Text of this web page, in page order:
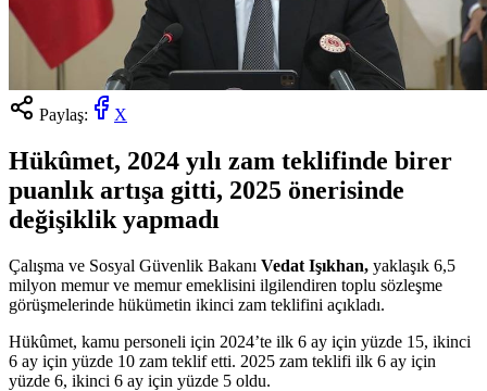
Paylaş: X
Hükûmet, 2024 yılı zam teklifinde birer
puanlık artışa gitti, 2025 önerisinde
değişiklik yapmadı
Çalışma ve Sosyal Güvenlik Bakanı Vedat Işıkhan, yaklaşık 6,5
milyon memur ve memur emeklisini ilgilendiren toplu sözleşme
görüşmelerinde hükümetin ikinci zam teklifini açıkladı.
Hükûmet, kamu personeli için 2024’te ilk 6 ay için yüzde 15, ikinci
6 ay için yüzde 10 zam teklif etti. 2025 zam teklifi ilk 6 ay için
yüzde 6, ikinci 6 ay için yüzde 5 oldu.